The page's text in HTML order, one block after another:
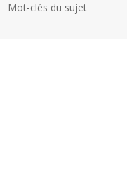
Mot-clés du sujet